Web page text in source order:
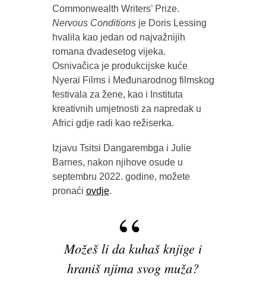
Commonwealth Writers’ Prize.
Nervous Conditionsje Doris Lessing
hvalila kao jedan od najvažnijih
romana dvadesetog vijeka.
Osnivačica je produkcijske kuće
Nyerai Films i Međunarodnog filmskog
festivala za žene, kao i Instituta
kreativnih umjetnosti za napredak u
Africi gdje radi kao režiserka.
Izjavu Tsitsi Dangarembga i Julie
Barnes, nakon njihove osude u
septembru 2022. godine, možete
pronaći ovdje.
Možeš li da kuhaš knjige i
hraniš njima svog muža?